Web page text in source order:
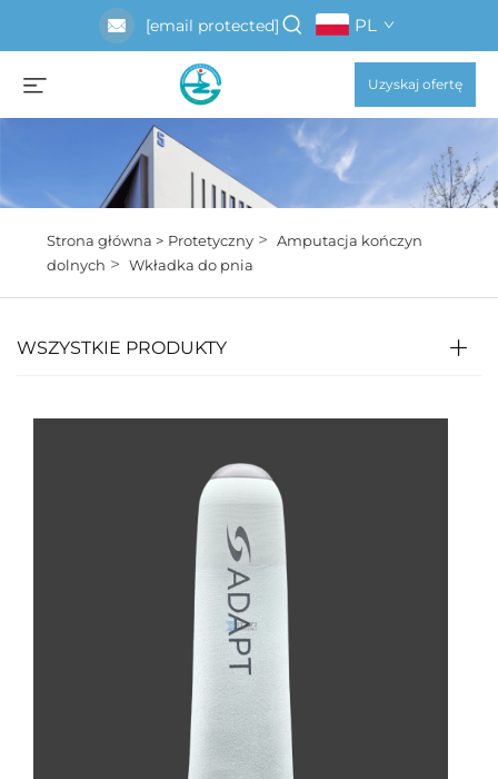
[email protected] PL
Uzyskaj ofertę
Strona główna > Protetyczny> Amputacja kończyn
dolnych > Wkładka do pnia
WSZYSTKIE PRODUKTY